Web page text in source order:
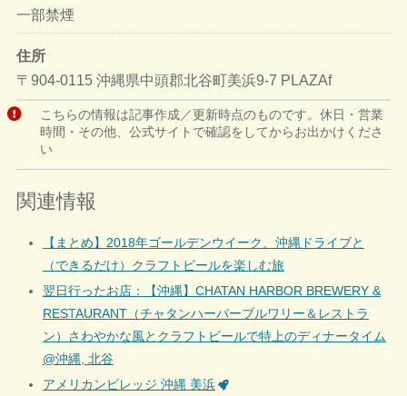
一部禁煙
住所
〒904-0115 沖縄県中頭郡北谷町美浜9-7 PLAZAf
こちらの情報は記事作成／更新時点のものです。休日・営業
時間・その他、公式サイトで確認をしてからお出かけくださ
い
関連情報
【まとめ】2018年ゴールデンウイーク、沖縄ドライブと
（できるだけ）クラフトビールを楽しむ旅
翌日行ったお店：【沖縄】CHATAN HARBOR BREWERY &
RESTAURANT（チャタンハーバーブルワリー＆レストラ
ン）さわやかな風とクラフトビールで特上のディナータイム
@沖縄, 北谷
アメリカンビレッジ 沖縄 美浜